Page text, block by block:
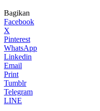
Bagikan
Facebook
X
Pinterest
WhatsApp
Linkedin
Email
Print
Tumblr
Telegram
LINE